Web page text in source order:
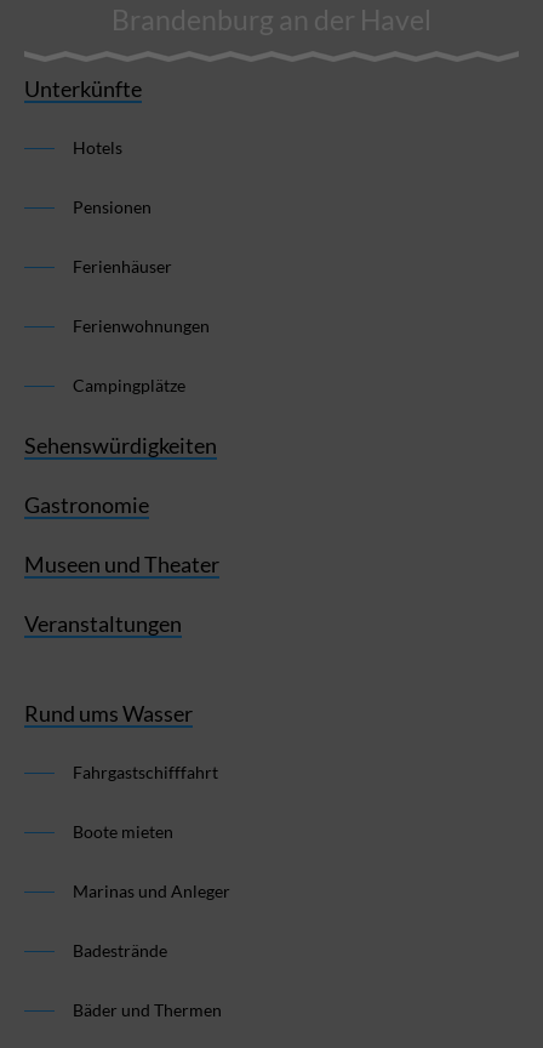
Brandenburg an der Havel
Unterkünfte
Hotels
Pensionen
Ferienhäuser
Ferienwohnungen
Campingplätze
Sehenswürdigkeiten
Gastronomie
Museen und Theater
Veranstaltungen
Rund ums Wasser
Fahrgastschifffahrt
Boote mieten
Marinas und Anleger
Badestrände
Bäder und Thermen